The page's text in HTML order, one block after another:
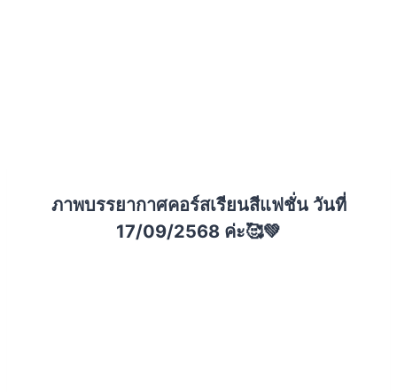
ภาพบรรยากาศคอร์สเรียนสีแฟชั่น วันที่
17/09/2568 ค่ะ🥰💚